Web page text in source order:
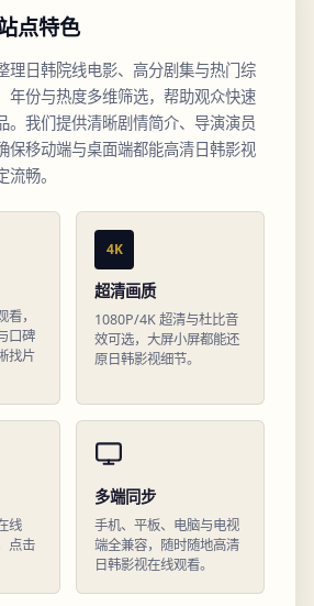
点特色
理日韩院线电影、高分剧集与热门综
年份与热度多维筛选，帮助观众快速
。我们提供清晰剧情简介、导演演员
保移动端与桌面端都能高清日韩影视
畅。
，
口碑
找片
4K
超清画质
1080P/4K 超清与杜比音
效可选，大屏小屏都能还
原日韩影视细节。
线
点击
多端同步
手机、平板、电脑与电视
端全兼容，随时随地高清
日韩影视在线观看。